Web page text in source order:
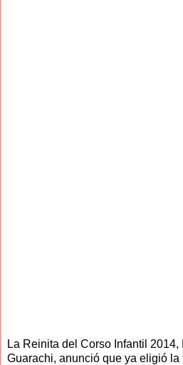
La Reinita del Corso Infantil 2014,
Guarachi, anunció que ya eligió la